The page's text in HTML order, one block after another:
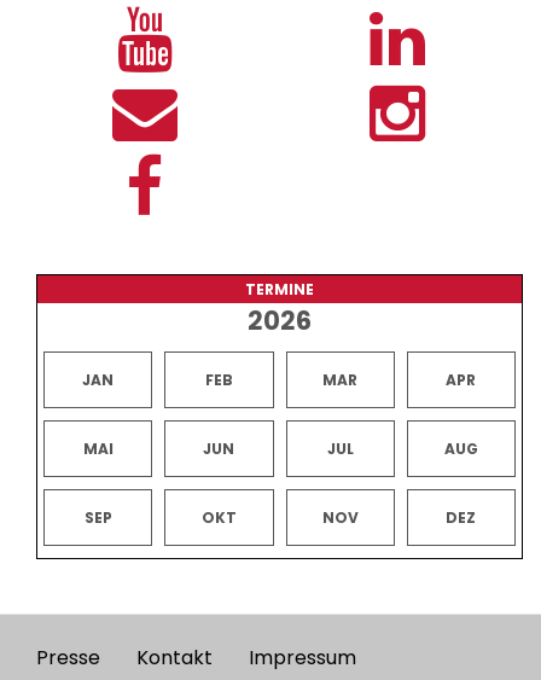
TERMINE
2026
JAN FEB MAR APR
MAI JUN JUL AUG
SEP OKT NOV DEZ
Presse Kontakt Impressum